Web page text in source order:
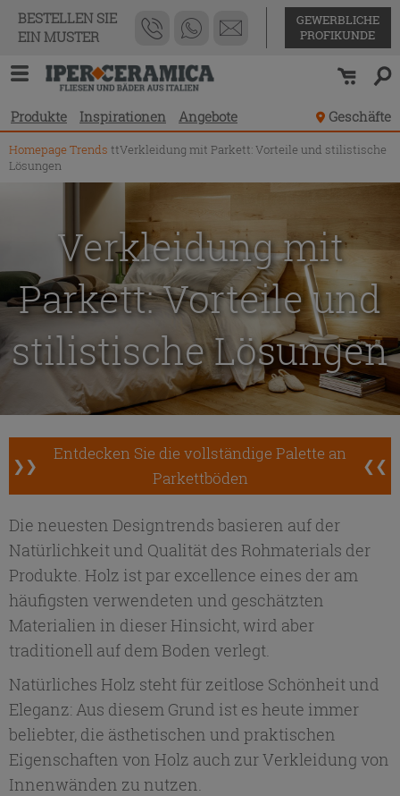
BESTELLEN SIE
EIN MUSTER
GEWERBLICHE
PROFIKUNDE
Produkte Inspirationen Angebote Geschäfte
HomepageTrends ttVerkleidung mit Parkett: Vorteile und stilistische
Lösungen
Verkleidung mit
Parkett: Vorteile und
stilistische Lösungen
❯❯
Entdecken Sie die vollständige Palette an
Parkettböden
❮❮
Die neuesten Designtrends basieren auf der
Natürlichkeit und Qualität des Rohmaterials der
Produkte. Holz ist par excellence eines der am
häufigsten verwendeten und geschätzten
Materialien in dieser Hinsicht, wird aber
traditionell auf dem Boden verlegt.
Natürliches Holz steht für zeitlose Schönheit und
Eleganz: Aus diesem Grund ist es heute immer
beliebter, die ästhetischen und praktischen
Eigenschaften von Holz auch zur Verkleidung von
Innenwänden zu nutzen.